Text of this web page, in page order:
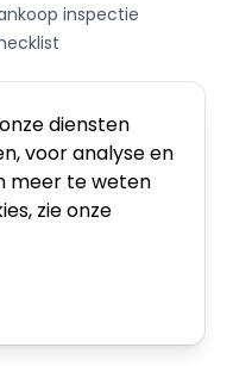
diensten
voor analyse en
meer te weten
zie onze
en
inspectie
Leasen,
of Kopen?
voorbehouden.